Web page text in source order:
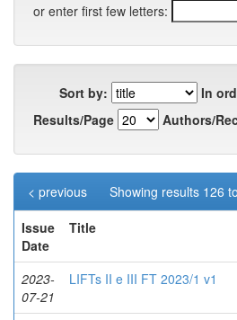
or enter first few letters:
Sort by:
In
Results/Page
Authors/
Showing results 126
< previous
Issue
Date
Title
2023-
07-21
LIFTs II e III FT 2023/1 v1